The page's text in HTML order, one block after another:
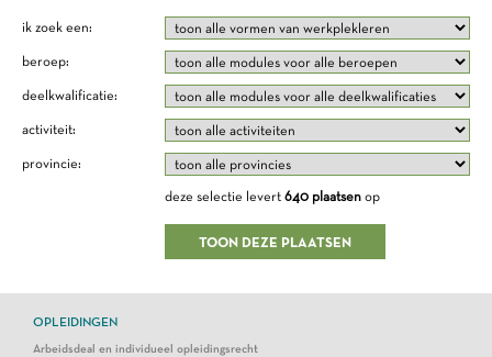
ik zoek een:
beroep:
deelkwalificatie:
activiteit:
provincie:
deze selectie levert 640 plaatsen op
OPLEIDINGEN
Arbeidsdeal en individueel opleidingsrecht